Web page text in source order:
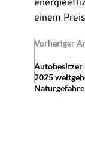
einem
Vorheriger
Autobesitzer
2025